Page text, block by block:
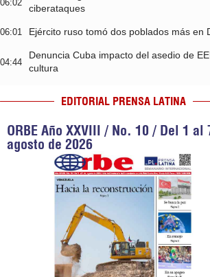
06:02
ciberataques
06:01 Ejército ruso tomó dos poblados más en
04:44
Denuncia Cuba impacto del asedio de
cultura
EDITORIAL PRENSA LATINA
ORBE Año XXVIII / No. 10 / Del 1 al
agosto de 2026